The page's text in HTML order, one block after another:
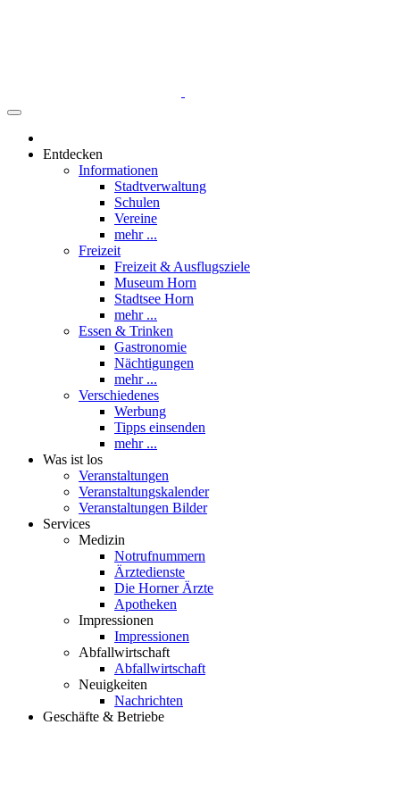
Entdecken
Informationen
Stadtverwaltung
Schulen
Vereine
mehr ...
Freizeit
Freizeit & Ausflugsziele
Museum Horn
Stadtsee Horn
mehr ...
Essen & Trinken
Gastronomie
Nächtigungen
mehr ...
Verschiedenes
Werbung
Tipps einsenden
mehr ...
Was ist los
Veranstaltungen
Veranstaltungskalender
Veranstaltungen Bilder
Services
Medizin
Notrufnummern
Ärztedienste
Die Horner Ärzte
Apotheken
Impressionen
Impressionen
Abfallwirtschaft
Abfallwirtschaft
Neuigkeiten
Nachrichten
Geschäfte & Betriebe